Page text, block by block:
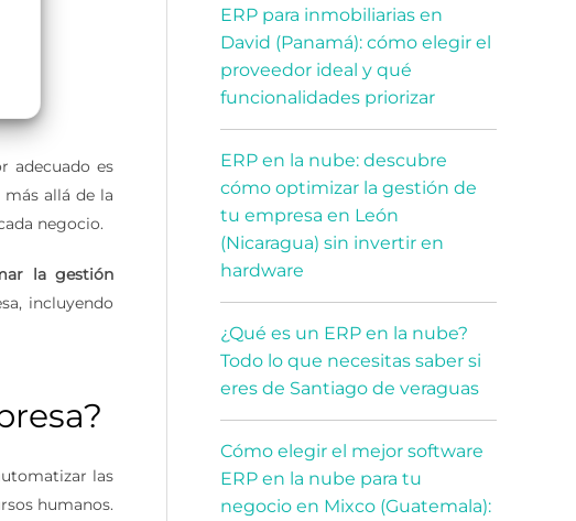
adecuado es
más allá de la
negocio.
la gestión
incluyendo
las
humanos.
ERP para inmobiliarias en
David (Panamá): cómo elegir el
proveedor ideal y qué
funcionalidades priorizar
ERP en la nube: descubre
cómo optimizar la gestión de
tu empresa en León
(Nicaragua) sin invertir en
hardware
¿Qué es un ERP en la nube?
Todo lo que necesitas saber si
eres de Santiago de veraguas
Cómo elegir el mejor software
ERP en la nube para tu
negocio en Mixco (Guatemala):